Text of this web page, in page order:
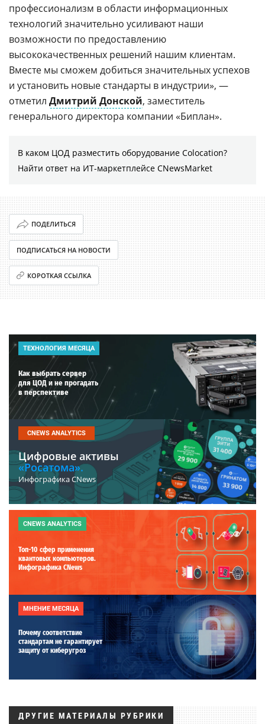
профессионализм в области информационных
технологий значительно усиливают наши
возможности по предоставлению
высококачественных решений нашим клиентам.
Вместе мы сможем добиться значительных успехов
и установить новые стандарты в индустрии», —
отметил Дмитрий Донской, заместитель
генерального директора компании «Биплан».
В каком ЦОД разместить оборудование Colocation?
Найти ответ на ИТ-маркетплейсе CNewsMarket
ПОДЕЛИТЬСЯ
ПОДПИСАТЬСЯ НА НОВОСТИ
КОРОТКАЯ ССЫЛКА
ТЕХНОЛОГИЯ МЕСЯЦА
Как выбрать сервер
для ЦОД и не прогадать
в перспективе
CNEWS ANALYTICS
Цифровые активы
«Росатома».
Инфографика CNews
CNEWS ANALYTICS
Топ-10 сфер применения
квантовых компьютеров.
Инфографика CNews
МНЕНИЕ МЕСЯЦА
Почему соответствие
стандартам не гарантирует
защиту от киберугроз
ДРУГИЕ МАТЕРИАЛЫ РУБРИКИ